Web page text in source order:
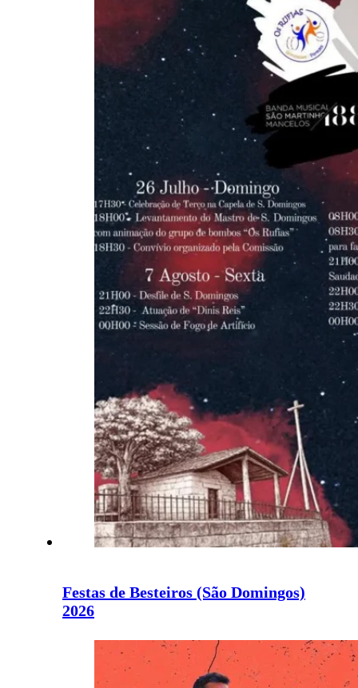
Festas de Besteiros (São Domingos)
2026